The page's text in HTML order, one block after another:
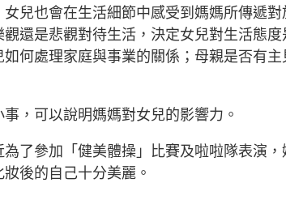
兒也會在生活細節中感受到媽媽所傳遞
還是悲觀對待生活，決定女兒對生活態
何處理家庭與事業的關係；母親是否有
，可以說明媽媽對女兒的影響力。
了參加「健美體操」比賽及啦啦隊表演
後的自己十分美麗。